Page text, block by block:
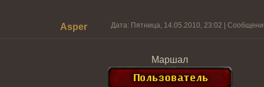
Asper Дата: Пятница, 14.05.2010, 23:02 |
Маршал